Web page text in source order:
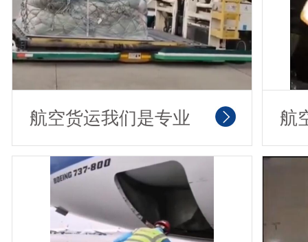
航空货运我们是专业 航